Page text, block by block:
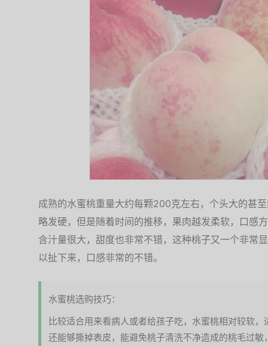
成熟的水蜜桃重量大约每颗200克左右，个头大的甚
略发硬，但是随着时间的推移，果肉越发柔软，口感
含汁量很大，甜度也非常不错，这种桃子又一个非常
以扯下来，口感非常的不错。
水蜜桃选购技巧：
比较适合用来看病人或者给孩子吃，水蜜桃相对较软
还能够撕掉表皮，能避免桃子清洗不净造成的桃毛过